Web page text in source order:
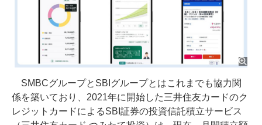
SMBCグループとSBIグループとはこれまでも協力関
係を築いており、2021年に開始した三井住友カードのク
レジットカードによるSBI証券の投資信託積立サービス